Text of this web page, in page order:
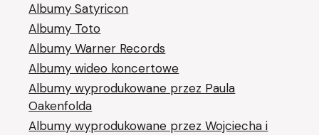
Albumy Satyricon
Albumy Toto
Albumy Warner Records
Albumy wideo koncertowe
Albumy wyprodukowane przez Paula
Oakenfolda
Albumy wyprodukowane przez Wojciecha i